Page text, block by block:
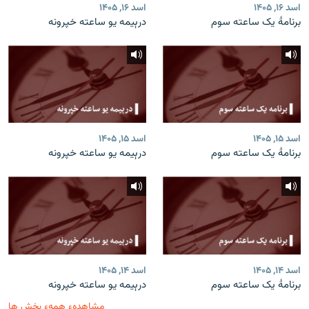
اسد ۱۶, ۱۴۰۵
برنامۀ یک ساعته سوم
اسد ۱۶, ۱۴۰۵
درېیمه یو ساعته خپرونه
اسد ۱۵, ۱۴۰۵
برنامۀ یک ساعته سوم
اسد ۱۵, ۱۴۰۵
درېیمه یو ساعته خپرونه
اسد ۱۴, ۱۴۰۵
برنامۀ یک ساعته سوم
اسد ۱۴, ۱۴۰۵
درېیمه یو ساعته خپرونه